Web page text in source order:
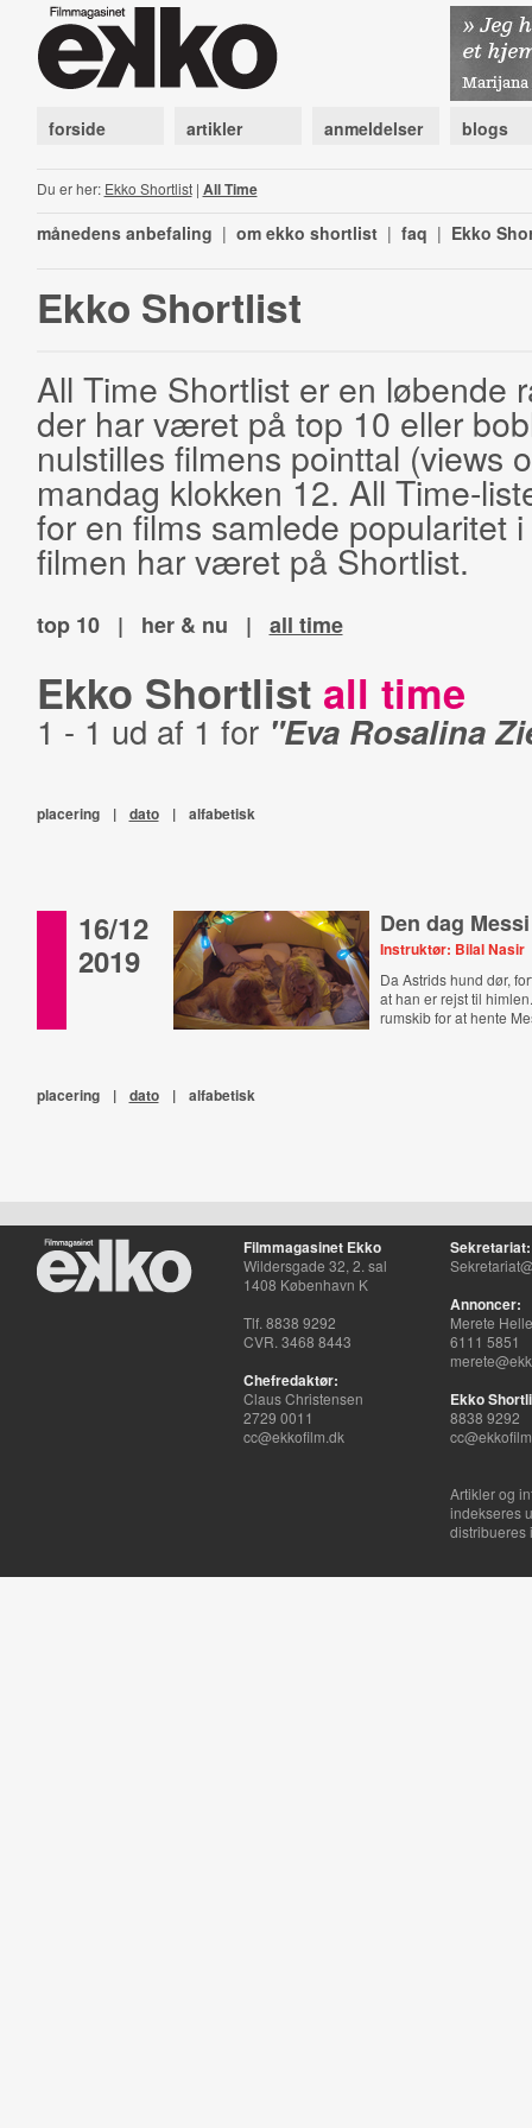
forside artikler anmeldelser blogs
Du er her: Ekko Shortlist| All Time
månedens anbefaling | om ekko shortlist | faq | Ekko
Ekko Shortlist
All Time Shortlist er en løbende
der har været på top 10 eller
nulstilles filmens pointtal (views
mandag klokken 12. All Time-
for en films samlede popularitet
filmen har været på Shortlist.
top 10 | her & nu | all time
Ekko Shortlist all time
1 - 1 ud af 1 for "Eva Rosalina
placering | dato | alfabetisk
16/12
2019
Den dag
Instruktør: Bilal Nasir
Da Astrids hund dør,
at han er rejst til
rumskib for at hente
placering | dato | alfabetisk
Filmmagasinet Ekko
Wildersgade 32, 2. sal
1408 København K
Tlf. 8838 9292
CVR. 3468 8443
Chefredaktør:
Claus Christensen
2729 0011
cc@ekkofilm.dk
Sekretariat:
Annoncer:
Merete
6111 5851
Ekko
8838 9292
Artikler og
indekseres
distribueres